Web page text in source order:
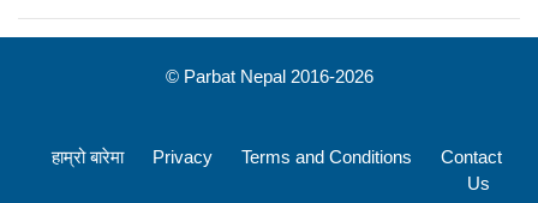
सेतीवेणी, जहाँ कालीगण्डकी हिँड्न थाल्छिन् (पत्रकारको डायरी)
-विशन क्षेत्री,हिमालपारीको जिल्ला मुस्ताङ्ग, त्यहिँ रहेको मुक्तिनाथ र मुक्तिनाथमा